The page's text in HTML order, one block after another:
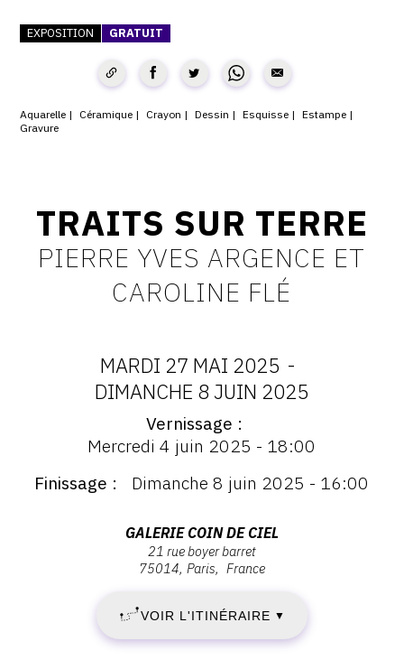
À PROPOS D'OAM
CONTACT
INSTAGRAM
FACEBOOK
PINTEREST
EXPOSITION GRATUIT
Aquarelle Céramique Crayon Dessin Esquisse
Estampe
Gravure
TRAITS SUR TERRE
PIERRE YVES ARGENCE ET
CAROLINE FLÉ
DATES
:
MARDI
MAI
-
MARDI 27 MAI 2025 -
DIMANCHE 8 JUIN 2025
Mercredi
Vernissage
Mercredi 4 juin 2025 - 18:00
Finissage
Dimanche 8 juin 2025 - 16:00
GALERIE COIN DE CIEL
21 rue boyer barret
75014 Paris France
VOIR L'ITINÉRAIRE ▼